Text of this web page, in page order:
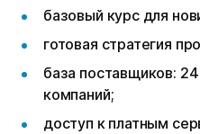
базовый курс для
готовая стратегия
база поставщиков:
компаний;
доступ к платным